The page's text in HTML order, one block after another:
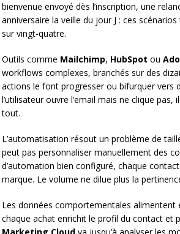
bienvenue envoyé dès l’inscription, une
anniversaire la veille du jour J : ces
sur vingt-quatre.
Outils comme Mailchimp, HubSpot ou
workflows complexes, branchés sur des
actions le font progresser ou bifurquer vers
l’utilisateur ouvre l’email mais ne clique
tout.
L’automatisation résout un problème de
peut pas personnaliser manuellement des
d’automation bien configuré, chaque
marque. Le volume ne dilue plus la
Les données comportementales alimentent
chaque achat enrichit le profil du contact et